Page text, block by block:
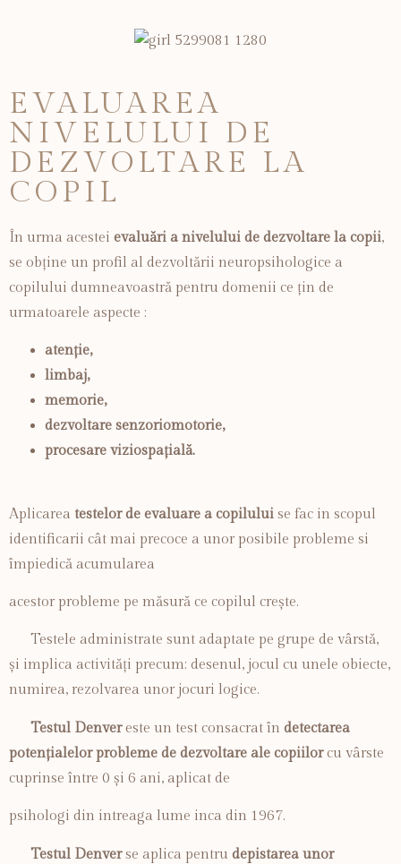
EVALUAREA
NIVELULUI DE
DEZVOLTARE LA
COPIL
În urma acestei evaluări a nivelului de dezvoltare la copii,
se obține un profil al dezvoltării neuropsihologice a
copilului dumneavoastră pentru domenii ce țin de
urmatoarele aspecte :
atenție,
limbaj,
memorie,
dezvoltare senzoriomotorie,
procesare viziospațială.
Aplicarea testelor de evaluare a copilului se fac in scopul
identificarii cât mai precoce a unor posibile probleme si
împiedică acumularea
acestor probleme pe măsură ce copilul crește.
Testele administrate sunt adaptate pe grupe de vârstă,
și implica activități precum: desenul, jocul cu unele obiecte,
numirea, rezolvarea unor jocuri logice.
Testul Denvereste un test consacrat în detectarea
potențialelor probleme de dezvoltare ale copiilorcu vârste
cuprinse între 0 și 6 ani, aplicat de
psihologi din intreaga lume inca din 1967.
Testul Denverse aplica pentru depistarea unor